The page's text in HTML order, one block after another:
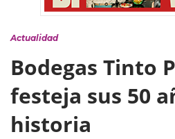
Actualidad
Bodegas Tinto
festeja sus 50
historia